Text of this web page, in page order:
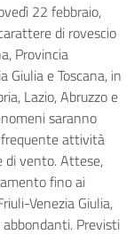
22 febbraio,
di rovescio
Provincia
Giulia e Toscana, in
Lazio, Abruzzo e
saranno
attività
di vento. Attese,
fino ai
Venezia Giulia,
Previsti